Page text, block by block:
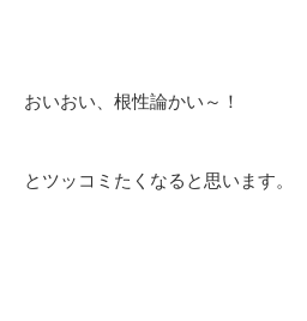
おいおい、根性論かい～！
とツッコミたくなると思います。